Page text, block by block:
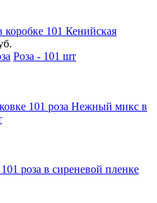
101 Кенийская
Роза - 101 шт
101 роза Нежный микс в
101 роза в сиреневой пленке